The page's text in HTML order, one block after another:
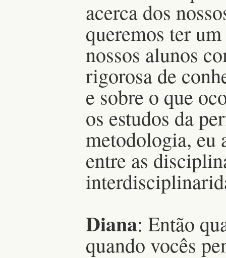
acerca dos
queremos ter
nossos alunos
rigorosa de
e sobre o que
os estudos da
metodologia, eu
entre as
Diana: Então
quando vocês